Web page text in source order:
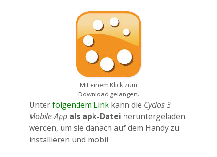
Mit einem Klick zum
Download gelangen.
Unterfolgendem Link kann die Cyclos 3
Mobile-App als apk-Datei heruntergeladen
werden, um sie danach auf dem Handy zu
installieren und mobil